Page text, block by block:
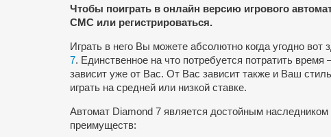
Чтобы поиграть в онлайн версию игрового
СМС или регистрироваться.
Играть в него Вы можете абсолютно когда угодно вот
7. Единственное на что потребуется потратить
зависит уже от Вас. От Вас зависит также и Ваш
играть на средней или низкой ставке.
Автомат Diamond 7 является достойным
преимуществ: